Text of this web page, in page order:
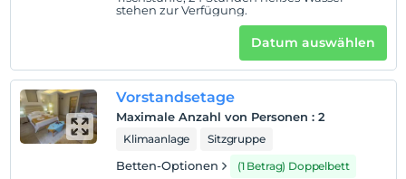
İçmeler-Strand mit blauer Flagge hinzugefügt. Hier ist
Wir befinden uns am Haupteingang von İçmeler hinter
dem Martı Holiday Village. Unsere Entfernung zum Meer
und zum Stadtzentrum beträgt 150 Meter. Minibusse
nach Marmaris (alle 15 Minuten) fahren durch die Straße
(50 Meter) neben unserem Hotel und Marmaris ist 7 km
stehen zur Verfügung.
Datum auswählen
Vorstandsetage
Maximale Anzahl von Personen : 2
Klimaanlage Sitzgruppe
Betten-Optionen (1 Betrag) Doppelbett